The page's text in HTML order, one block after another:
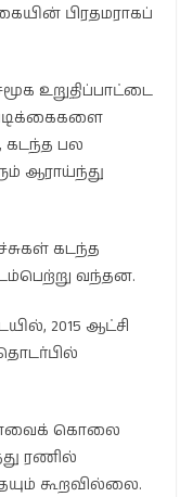
பிரதமராகப்
உறுதிப்பாட்டை
கடந்த பல
ஆராய்ந்து
கடந்த
வந்தன.
2015 ஆட்சி
கொலை
ரணில்
கூறவில்லை.